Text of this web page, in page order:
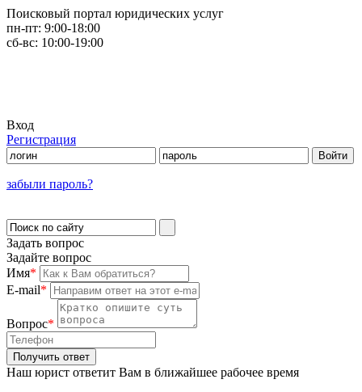
Поисковый портал юридических услуг
пн-пт: 9:00-18:00
сб-вс: 10:00-19:00
Вход
Регистрация
забыли пароль?
Задать вопрос
Задайте вопрос
Имя*
E-mail*
Вопрос*
Наш юрист ответит Вам в ближайшее рабочее время